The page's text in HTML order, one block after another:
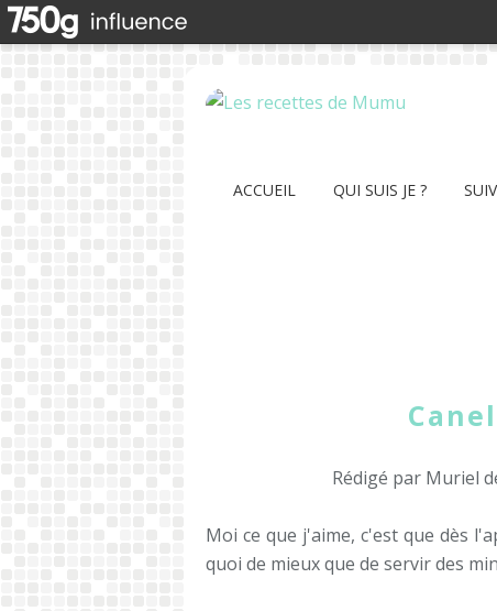
ACCUEIL QUI SUIS JE ?
Rédigé par Muriel
Moi ce que j'aime, c'est que dès
quoi de mieux que de servir des